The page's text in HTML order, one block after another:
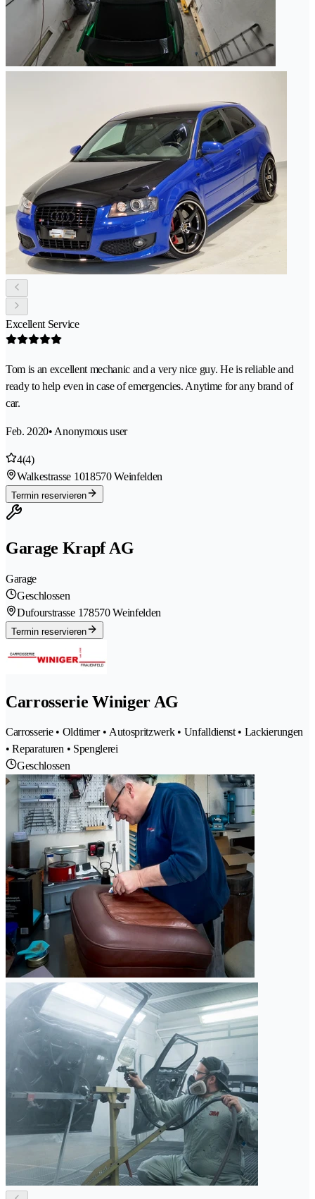
Excellent Service
Tom is an excellent mechanic and a very nice guy. He is reliable and
ready to help even in case of emergencies. Anytime for any brand of
car.
Feb. 2020• Anonymous user
4(4)
Walkestrasse 1018570 Weinfelden
Termin reservieren
Garage Krapf AG
Garage
Geschlossen
Dufourstrasse 178570 Weinfelden
Termin reservieren
Carrosserie Winiger AG
Carrosserie • Oldtimer • Autospritzwerk • Unfalldienst • Lackierungen
• Reparaturen • Spenglerei
Geschlossen